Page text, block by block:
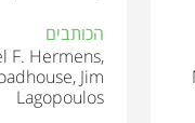
הכותבים
F. Hermens,
Jim
Lagopoulos